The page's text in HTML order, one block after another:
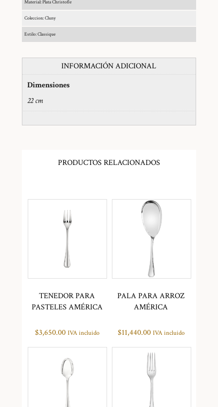
Material: Plata Christofle
Coleccion: Cluny
Estilo: Classique
INFORMACIÓN ADICIONAL
Dimensiones
22 cm
PRODUCTOS RELACIONADOS
TENEDOR PARA
PASTELES AMÉRICA
$3,650.00 IVA incluido
PALA PARA ARROZ
AMÉRICA
$11,440.00 IVA incluido